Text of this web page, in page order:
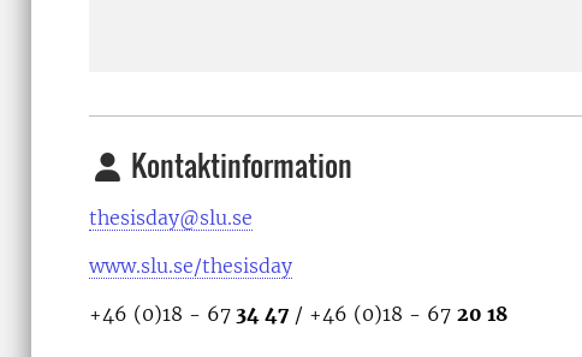
Kontaktinformation
thesisday@slu.se
www.slu.se/thesisday
+46 (0)18 - 67 34 47 / +46 (0)18 - 67 20 18